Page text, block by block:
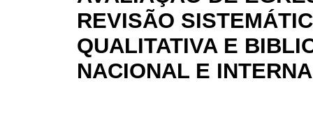
REVISÃO
QUALITATIVA E
NACIONAL E